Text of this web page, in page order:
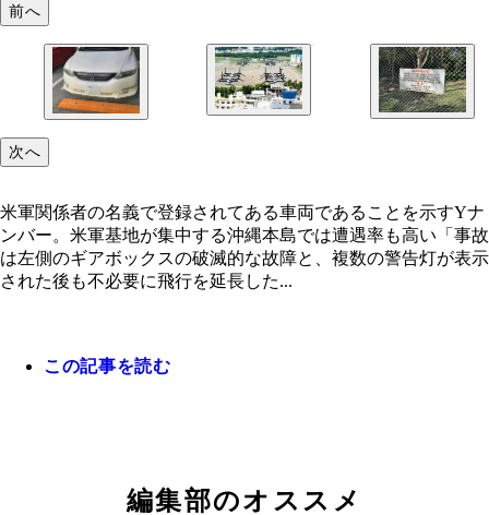
すYナンバー。米軍基地が集中する沖縄本島では遭
も高い
るなど、日米地位協定には「対等」といえない取
が数多い
前へ
次へ
米軍関係者の名義で登録されてある車両であることを示すYナ
ンバー。米軍基地が集中する沖縄本島では遭遇率も高い「事故
は左側のギアボックスの破滅的な故障と、複数の警告灯が表示
された後も不必要に飛行を延長した...
この記事を読む
編集部のオススメ